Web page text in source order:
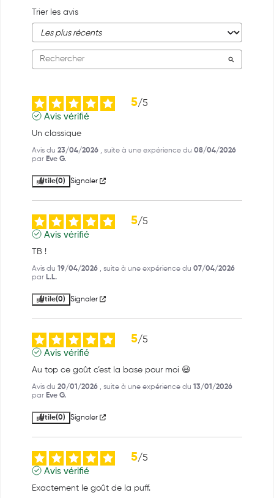
Trier les avis
5/5
Avis vérifié
Un classique
Avis du 23/04/2026 , suite à une expérience du 08/04/2026
par Eve G.
Utile(0) Signaler
5/5
Avis vérifié
TB !
Avis du 19/04/2026 , suite à une expérience du 07/04/2026
par L.L.
Utile(0) Signaler
5/5
Avis vérifié
Au top ce goût c’est la base pour moi 😃
Avis du 20/01/2026 , suite à une expérience du 13/01/2026
par Eve G.
Utile(0) Signaler
5/5
Avis vérifié
Exactement le goût de la puff.